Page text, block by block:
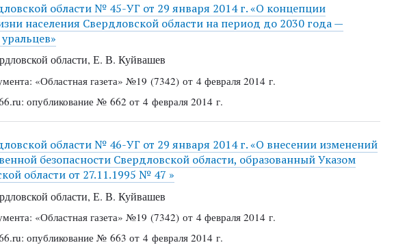
области № 45-УГ от 29 января 2014 г. «О концепции
населения Свердловской области на период до 2030 года —
области, Е. В. Куйвашев
«Областная газета» №19 (7342) от 4 февраля 2014 г.
опубликование № 662 от 4 февраля 2014 г.
области № 46-УГ от 29 января 2014 г. «О внесении изменений
безопасности Свердловской области, образованный Указом
области от 27.11.1995 № 47 »
области, Е. В. Куйвашев
«Областная газета» №19 (7342) от 4 февраля 2014 г.
опубликование № 663 от 4 февраля 2014 г.